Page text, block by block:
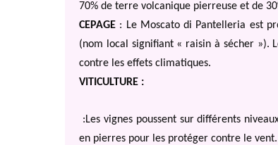
70% de terre volcanique pierreuse et de
CEPAGE : Le Moscato di Pantelleria est
(nom local signifiant « raisin à sécher »).
contre les effets climatiques.
VITICULTURE :
:Les vignes poussent sur différents
en pierres pour les protéger contre le vent.